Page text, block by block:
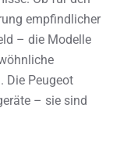
empfindlicher
– die Modelle
Die Peugeot
– sie sind